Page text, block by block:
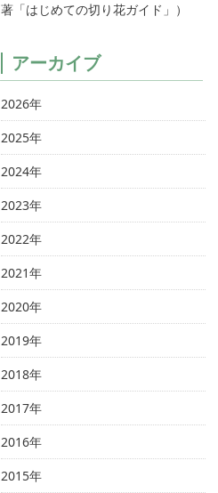
著「はじめての切り花ガイド」）
アーカイブ
2026年
2025年
2024年
2023年
2022年
2021年
2020年
2019年
2018年
2017年
2016年
2015年